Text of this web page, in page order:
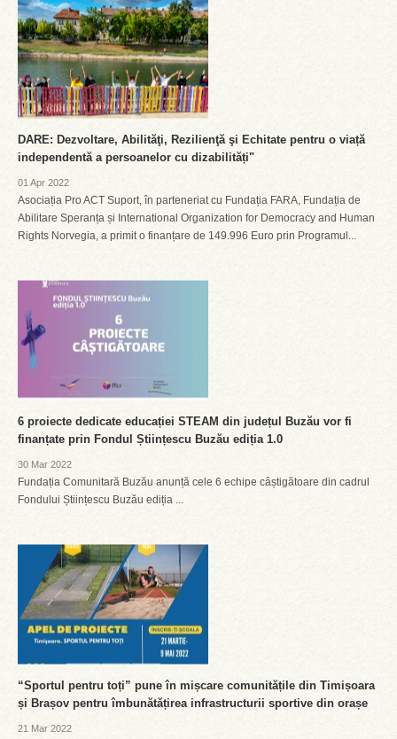
DARE: Dezvoltare, Abilităţi, Rezilienţă şi Echitate pentru o viață
independentă a persoanelor cu dizabilități"
01 Apr 2022
Asociația Pro ACT Suport, în parteneriat cu Fundația FARA, Fundația de
Abilitare Speranța și International Organization for Democracy and Human
Rights Norvegia, a primit o finanțare de 149.996 Euro prin Programul...
6 proiecte dedicate educației STEAM din județul Buzău vor fi
finanțate prin Fondul Științescu Buzău ediția 1.0
30 Mar 2022
Fundația Comunitară Buzău anunță cele 6 echipe câștigătoare din cadrul
Fondului Științescu Buzău ediția ...
“Sportul pentru toți” pune în mișcare comunitățile din Timișoara
și Brașov pentru îmbunătățirea infrastructurii sportive din orașe
21 Mar 2022